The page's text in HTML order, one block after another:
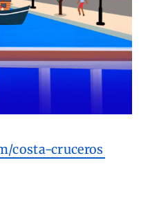
costa-cruceros